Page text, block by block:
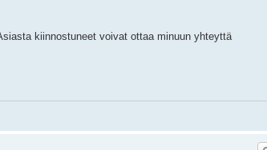
kiinnostuneet voivat ottaa minuun yhteyttä